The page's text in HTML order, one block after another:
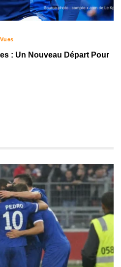
: Un Nouveau Départ Pour